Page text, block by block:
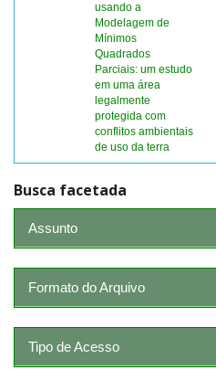
usando a
Modelagem de
Mínimos
Quadrados
Parciais: um estudo
em uma área
legalmente
protegida com
conflitos ambientais
de uso da terra
Busca facetada
Assunto
Formato do Arquivo
Tipo de Acesso